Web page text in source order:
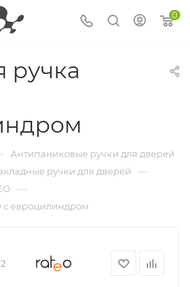
0
ручка
Антипаниковые ручки для дверей
ручки для дверей —
—
с евроцилиндром